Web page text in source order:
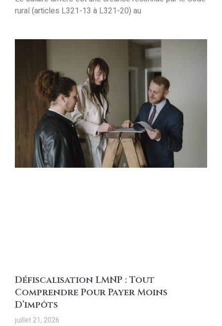
rural (articles L321-13 à L321-20) au
Défiscalisation LMNP : Tout
Comprendre Pour Payer Moins
D’impôts
juillet 21, 2026